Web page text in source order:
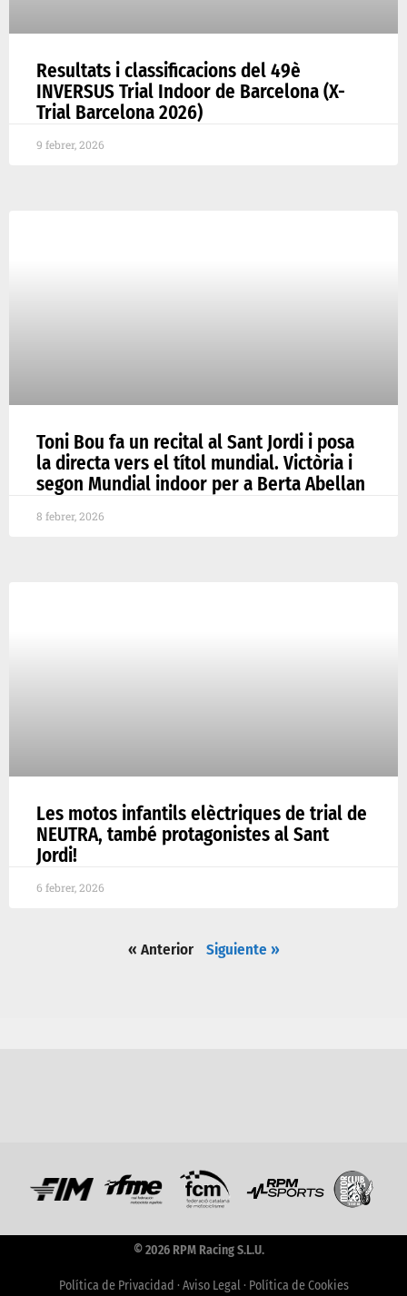
Resultats i classificacions del 49è
INVERSUS Trial Indoor de Barcelona (X-
Trial Barcelona 2026)
9 febrer, 2026
Toni Bou fa un recital al Sant Jordi i posa
la directa vers el títol mundial. Victòria i
segon Mundial indoor per a Berta Abellan
8 febrer, 2026
Les motos infantils elèctriques de trial de
NEUTRA, també protagonistes al Sant
Jordi!
6 febrer, 2026
« Anterior Siguiente »
© 2026 RPM Racing S.L.U.
Política de Privacidad · Aviso Legal· Política de Cookies